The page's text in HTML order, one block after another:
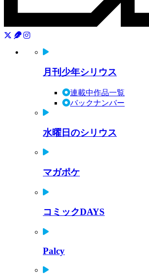
月刊少年シリウス
連載中作品一覧
バックナンバー
水曜日のシリウス
マガポケ
コミックDAYS
Palcy